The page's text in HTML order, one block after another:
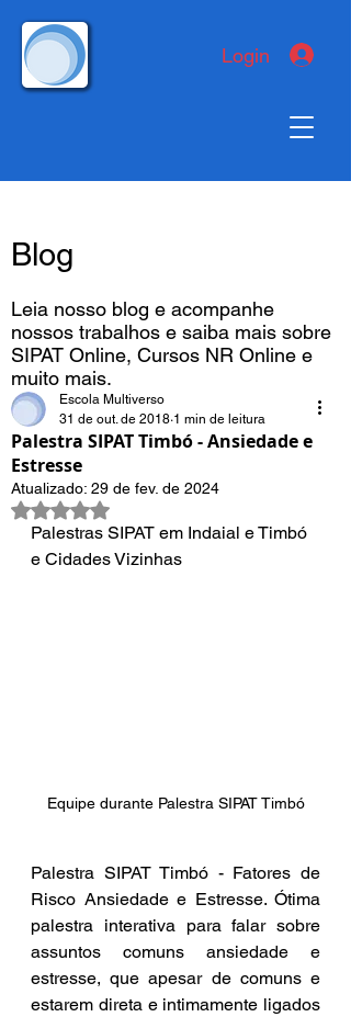
Login
Blog
Leia nosso blog e acompanhe
nossos trabalhos e saiba mais sobre
SIPAT Online, Cursos NR Online e
muito mais.
Palestra SIPAT Timbó - Ansiedade e
Estresse
Escola Multiverso
31 de out. de 2018 1 min de leitura
Atualizado: 29 de fev. de 2024
Avaliado com NaN de 5 estrelas.
Palestras SIPAT em Indaial e Timbó
e Cidades Vizinhas
Equipe durante Palestra SIPAT Timbó
Palestra SIPAT Timbó - Fatores de
Risco Ansiedade e Estresse. Ótima
palestra interativa para falar sobre
assuntos comuns ansiedade e
estresse, que apesar de comuns e
estarem direta e intimamente ligados